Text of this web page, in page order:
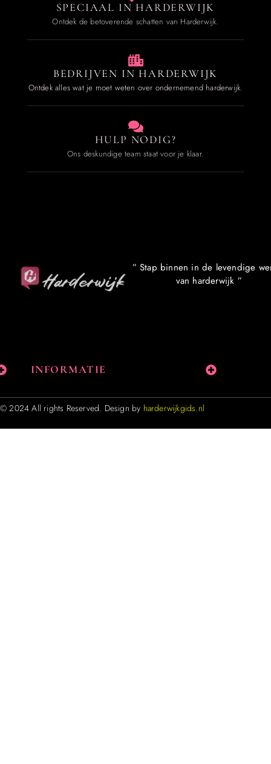
SPECIAAL IN HARDERWIJK
Ontdek de betoverende schatten van Harderwijk.
BEDRIJVEN IN HARDERWIJK
Ontdek alles wat je moet weten over ondernemend harderwijk.
HULP NODIG?
Ons deskundige team staat voor je klaar.
” Stap binnen in de levendige
van harderwijk ”
INFORMATIE
© 2024 All rights Reserved. Design by harderwijkgids.nl